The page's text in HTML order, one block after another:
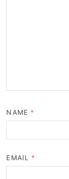
NAME *
EMAIL *